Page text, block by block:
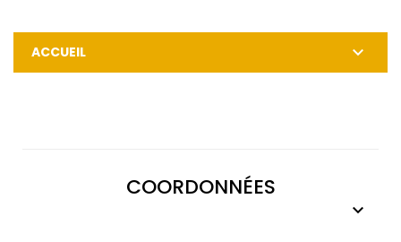
ACCUEIL 
COORDONNÉES
